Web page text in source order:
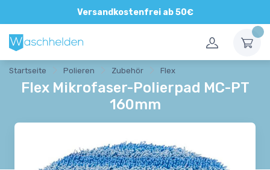
Versandkostenfrei ab 50€
Startseite Polieren Zubehör Flex
Flex Mikrofaser-Polierpad MC-PT
160mm